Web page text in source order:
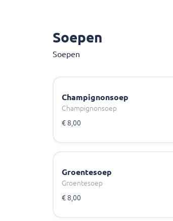
Soepen
Soepen
Champignonsoep
Champignonsoep
€ 8,00
Groentesoep
Groentesoep
€ 8,00